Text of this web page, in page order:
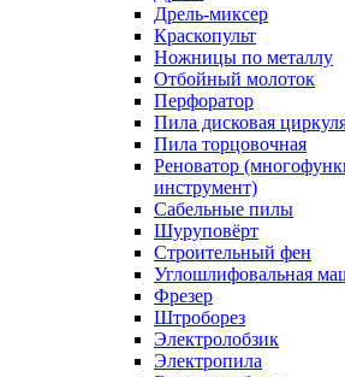
Дрель-миксер
Краскопульт
Ножницы по металлу
Отбойный молоток
Перфоратор
Пила дисковая
Пила торцовочная
Реноватор
инструмент)
Сабельные пилы
Шуруповёрт
Строительный фен
Углошлифовальная
Фрезер
Штроборез
Электролобзик
Электропила